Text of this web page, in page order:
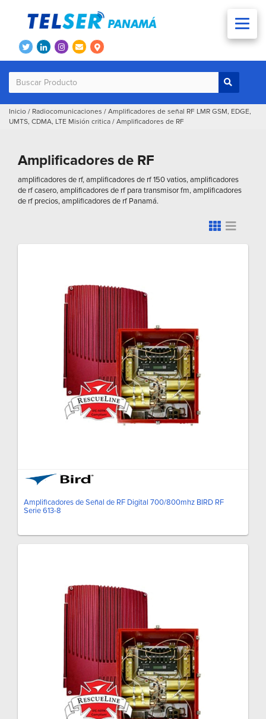
Inicio / Radiocomunicaciones / Amplificadores de señal RF LMR GSM, EDGE,
UMTS, CDMA, LTE Misión critica / Amplificadores de RF
Amplificadores de RF
amplificadores de rf, amplificadores de rf 150 vatios, amplificadores
de rf casero, amplificadores de rf para transmisor fm, amplificadores
de rf precios, amplificadores de rf Panamá.
Amplificadores de Señal de RF Digital 700/800mhz BIRD RF
Serie 613-8